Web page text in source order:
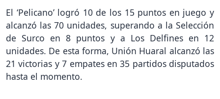
El ‘Pelicano’ logró 10 de los 15 puntos en juego y
alcanzó las 70 unidades, superando a la Selección
de Surco en 8 puntos y a Los Delfines en 12
unidades. De esta forma, Unión Huaral alcanzó las
21 victorias y 7 empates en 35 partidos disputados
hasta el momento.